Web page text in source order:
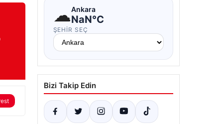
☁Ankara
NaN°C
ŞEHIR SEÇ
Bizi Takip Edin